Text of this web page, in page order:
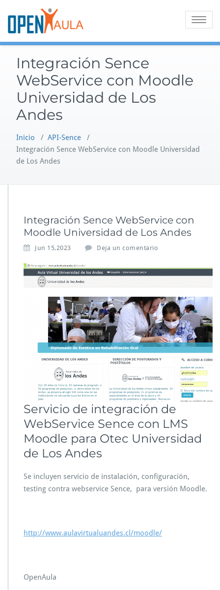
contenido
Alternar
Integración Sence
WebService con Moodle
Universidad de Los
Andes
Inicio / API-Sence /
Integración Sence WebService con Moodle Universidad
de Los Andes
Integración Sence WebService con
Moodle Universidad de Los Andes
Jun 15,2023 Deja un comentario
Servicio de integración de
WebService Sence con LMS
Moodle para Otec Universidad
de Los Andes
Se incluyen servicio de instalación, configuración,
testing contra webservice Sence, para versión Moodle.
http://www.aulavirtualuandes.cl/moodle/
OpenAula